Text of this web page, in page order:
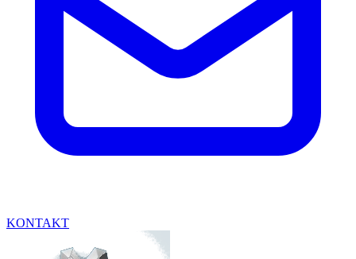
KONTAKT